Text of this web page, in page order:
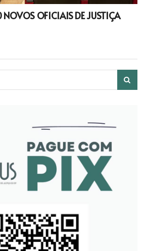
NOVOS OFICIAIS DE JUSTIÇA